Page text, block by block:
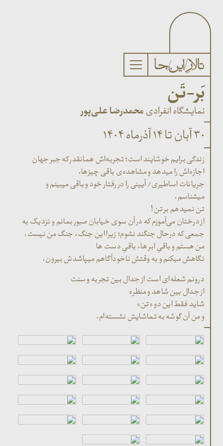
بَر-تَن
نمایشگاه انفرادیمحمدرضا علی‌پور
۳۰ آبان تا ۱۴ آذر‌ماه ۱۴۰۴
زندگی برایم خوشایند است؛ تجربه‌اش همانقدر که جبر جهان
اجازه‌اش را میدهد و مشاهده‌ی باقی چیزها.
جریانات اساطیری/ آیینی را در رفتار خود و باقی میبینم و
میشناسم.
تن نمیدهم بر تن!
از درختان می‌آموزم که در آن سوی خیابان صبور بمانم و نزدیک به
جمعی که درحال جنگند نشوم؛ زیرا این جنگ، جنگ من نیست.
من هستم و باقیِ ابر ها، باقیِ دست ها
نگاهش میکنم و به وقتش ناخودآگاهم میپاشدش بیرون.
درونم شعله‌ای است از جدال بین تجربه و سنت
از جدال بین شاهد و منظره
شاید فقط این دو «تن»
و من آن گوشه به تماشایش نشسته‌ام.